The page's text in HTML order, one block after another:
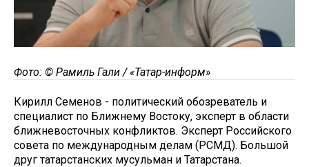
Фото: © Рамиль Гали / «Татар-информ»
Кирилл Семенов - политический обозреватель и
специалист по Ближнему Востоку, эксперт в области
ближневосточных конфликтов. Эксперт Российского
совета по международным делам (РСМД). Большой
друг татарстанских мусульман и Татарстана.